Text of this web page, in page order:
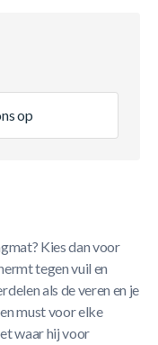
op
Kies dan voor
tegen vuil en
als de veren en je
must voor elke
waar hij voor